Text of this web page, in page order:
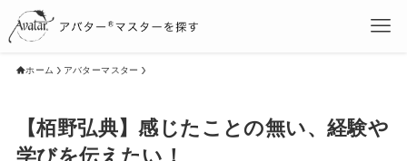
ホーム アバターマスター
【栢野弘典】感じたことの無い、経験や
学びを伝えたい！